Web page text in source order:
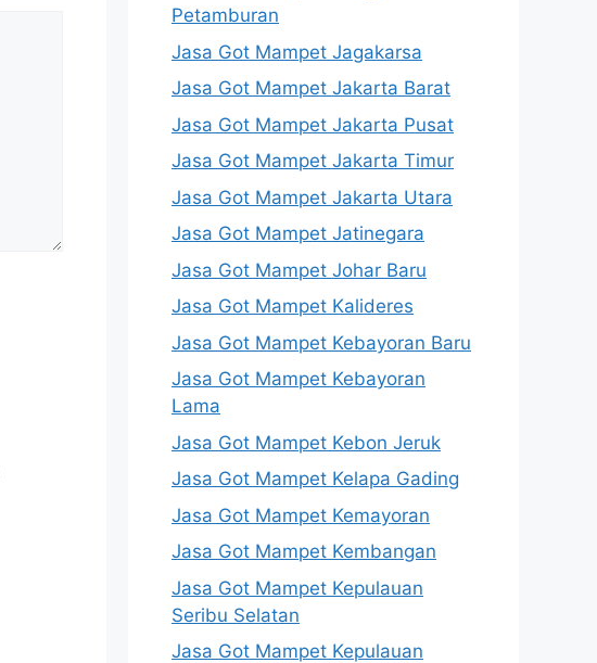
Petamburan
Jasa Got Mampet Jagakarsa
Jasa Got Mampet Jakarta Barat
Jasa Got Mampet Jakarta Pusat
Jasa Got Mampet Jakarta Timur
Jasa Got Mampet Jakarta Utara
Jasa Got Mampet Jatinegara
Jasa Got Mampet Johar Baru
Jasa Got Mampet Kalideres
Jasa Got Mampet Kebayoran Baru
Jasa Got Mampet Kebayoran
Lama
Jasa Got Mampet Kebon Jeruk
Jasa Got Mampet Kelapa Gading
Jasa Got Mampet Kemayoran
Jasa Got Mampet Kembangan
Jasa Got Mampet Kepulauan
Seribu Selatan
Jasa Got Mampet Kepulauan